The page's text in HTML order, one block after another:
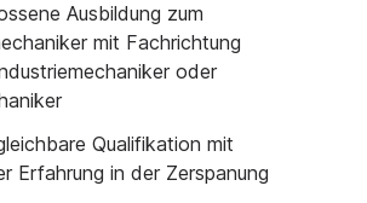
Ausbildung zum
mit Fachrichtung
oder
Qualifikation mit
Erfahrung in der Zerspanung